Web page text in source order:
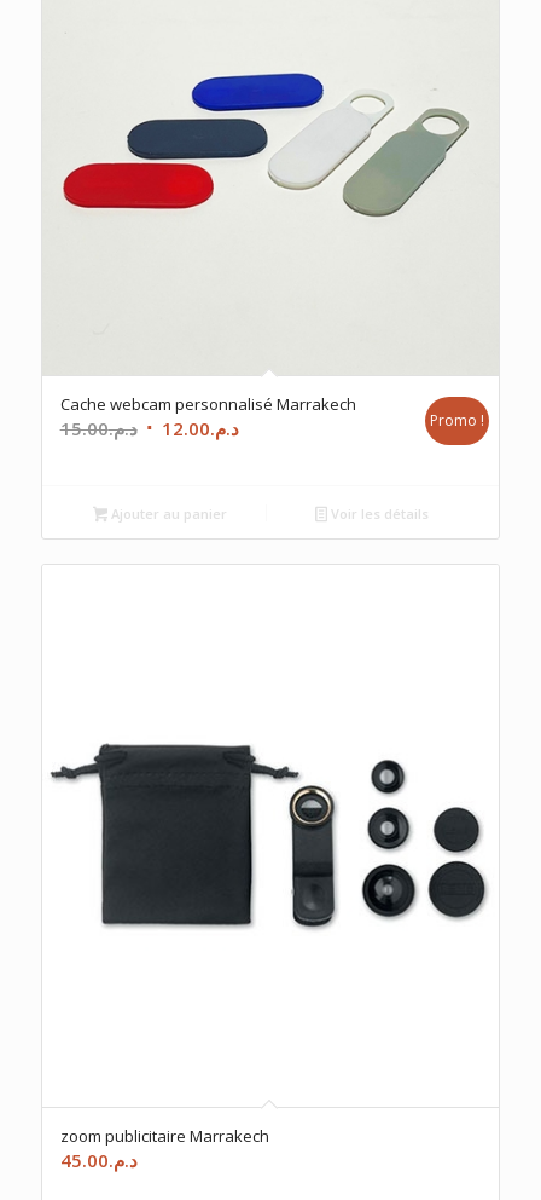
Cache webcam personnalisé Marrakech
د.م.15.00
Le
était :
د.م.15.00.
د.م.12.00
Le
د.م.12.00.
Promo !
Ajouter au panier Voir les détails
zoom publicitaire Marrakech
د.م.45.00